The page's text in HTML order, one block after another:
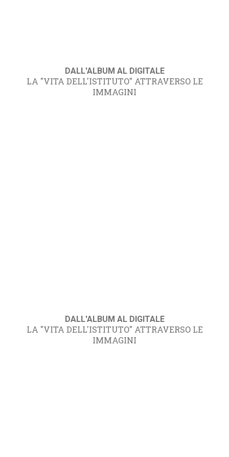
DALL'ALBUM AL DIGITALE
LA "VITA DELL'ISTITUTO" ATTRAVERSO LE
IMMAGINI
DALL'ALBUM AL DIGITALE
LA "VITA DELL'ISTITUTO" ATTRAVERSO LE
IMMAGINI